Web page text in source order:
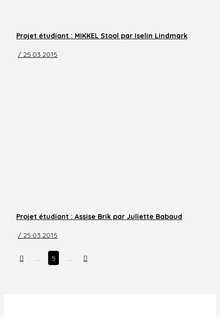
Projet étudiant : MIKKEL Stool par Iselin Lindmark
/ 25.03.2015
Projet étudiant : Assise Brik par Juliette Babaud
/ 25.03.2015
Prev … 5 … Next